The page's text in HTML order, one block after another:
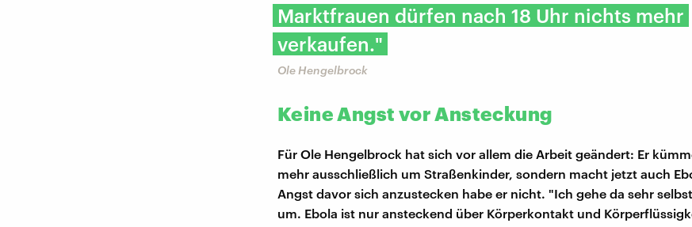
Marktfrauen dürfen nach 18 Uhr nichts mehr
verkaufen."
Ole Hengelbrock
Keine Angst vor Ansteckung
Für Ole Hengelbrock hat sich vor allem die Arbeit geändert: Er
mehr ausschließlich um Straßenkinder, sondern macht jetzt auch
Angst davor sich anzustecken habe er nicht. "Ich gehe da sehr
um. Ebola ist nur ansteckend über Körperkontakt und